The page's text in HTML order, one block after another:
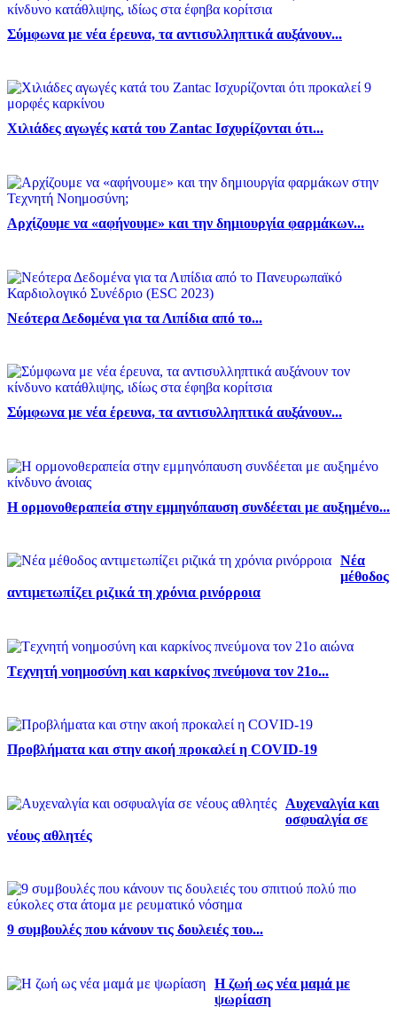
Σύμφωνα με νέα έρευνα, τα αντισυλληπτικά αυξάνουν...
Χιλιάδες αγωγές κατά του Zantac Ισχυρίζονται ότι...
Αρχίζουμε να «αφήνουμε» και την δημιουργία φαρμάκων...
Νεότερα Δεδομένα για τα Λιπίδια από το...
Σύμφωνα με νέα έρευνα, τα αντισυλληπτικά αυξάνουν...
Η ορμονοθεραπεία στην εμμηνόπαυση συνδέεται με αυξημένο...
Νέα
μέθοδος
αντιμετωπίζει ριζικά τη χρόνια ρινόρροια
Tεχνητή νοημοσύνη και καρκίνος πνεύμονα τον 21ο...
Προβλήματα και στην ακοή προκαλεί η COVID-19
Αυχεναλγία και
οσφυαλγία σε
νέους αθλητές
9 συμβουλές που κάνουν τις δουλειές του...
Η ζωή ως νέα μαμά με
ψωρίαση